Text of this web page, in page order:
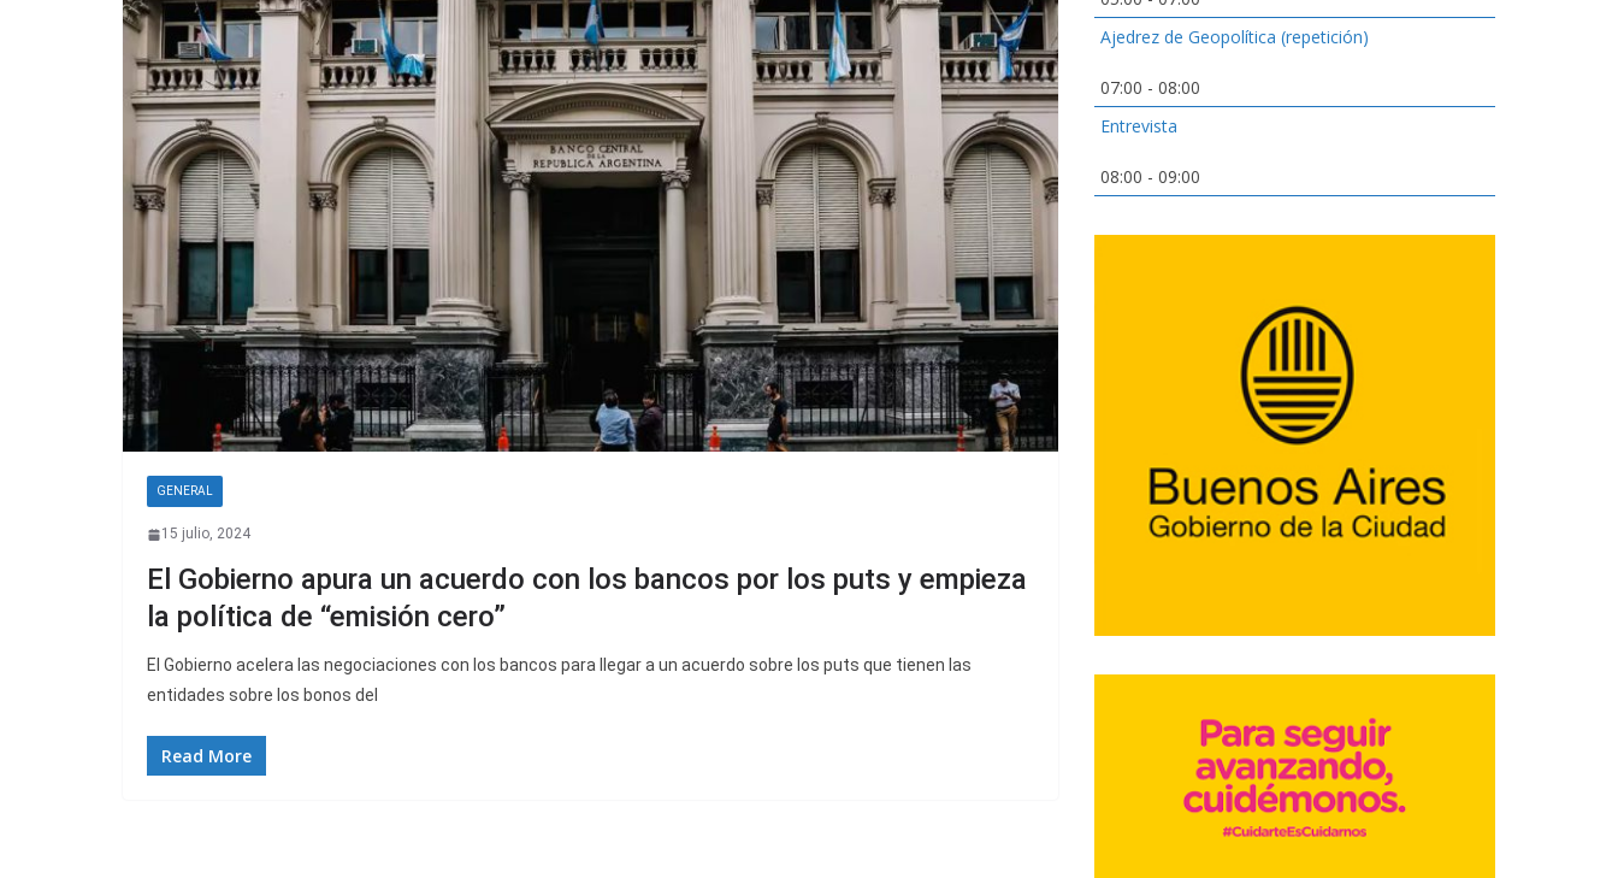
GENERAL
15 julio, 2024
El Gobierno apura un acuerdo con los bancos por los puts y empieza
la política de “emisión cero”
El Gobierno acelera las negociaciones con los bancos para llegar a un acuerdo sobre los puts que tienen las
entidades sobre los bonos del
Read More
Ajedrez de Geopolítica (repetición)
07:00 - 08:00
Entrevista
08:00 - 09:00